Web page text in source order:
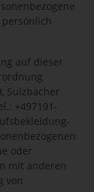
auf dieser
Sulzbacher
+497191-
oder
mit anderen
von